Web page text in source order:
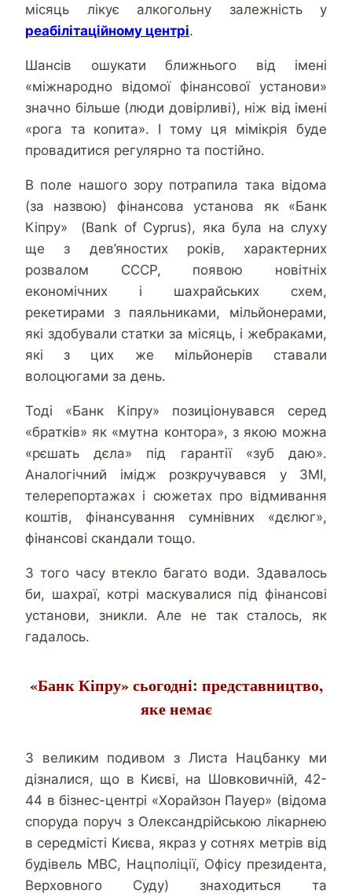
місяць лікує алкогольну залежність у
реабілітаційному центрі.
Шансів ошукати ближнього від імені
«міжнародно відомої фінансової установи»
значно більше (люди довірливі), ніж від імені
«рога та копита». І тому ця мімікрія буде
провадитися регулярно та постійно.
В поле нашого зору потрапила така відома
(за назвою) фінансова установа як «Банк
Кіпру» (Bank of Cyprus), яка була на слуху
ще з дев’яностих років, характерних
розвалом СССР, появою новітніх
економічних і шахрайських схем,
рекетирами з паяльниками, мільйонерами,
які здобували статки за місяць, і жебраками,
які з цих же мільйонерів ставали
волоцюгами за день.
Тоді «Банк Кіпру» позиціонувався серед
«братків» як «мутна контора», з якою можна
«рєшать дєла» під гарантії «зуб даю».
Аналогічний імідж розкручувався у ЗМІ,
телерепортажах і сюжетах про відмивання
коштів, фінансування сумнівних «дєлюг»,
фінансові скандали тощо.
З того часу втекло багато води. Здавалось
би, шахраї, котрі маскувалися під фінансові
установи, зникли. Але не так сталось, як
гадалось.
«Банк Кіпру» сьогодні: представництво,
яке немає
З великим подивом з Листа Нацбанку ми
дізналися, що в Києві, на Шовковичній, 42-
44 в бізнес-центрі «Хорайзон Пауер» (відома
споруда поруч з Олександрійською лікарнею
в середмісті Києва, якраз у сотнях метрів від
будівель МВС, Нацполіції, Офісу президента,
Верховного Суду) знаходиться та